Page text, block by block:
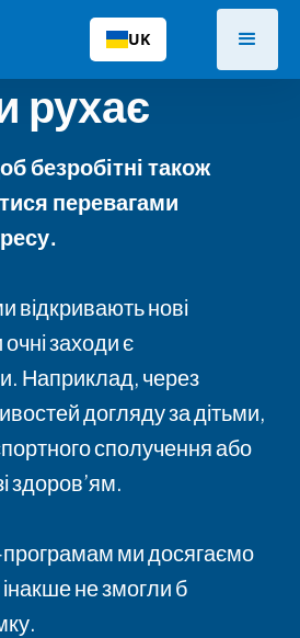
UK
рухає
безробітні також
перевагами
нові
заходи є
Наприклад, через
догляду за дітьми,
сполучення або
здоров’ям.
ми досягаємо
інакше не змогли б